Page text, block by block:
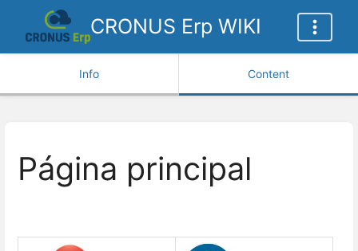
CRONUS Erp WIKI
Info Content
Página principal